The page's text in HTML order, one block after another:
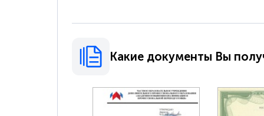
Какие документы Вы